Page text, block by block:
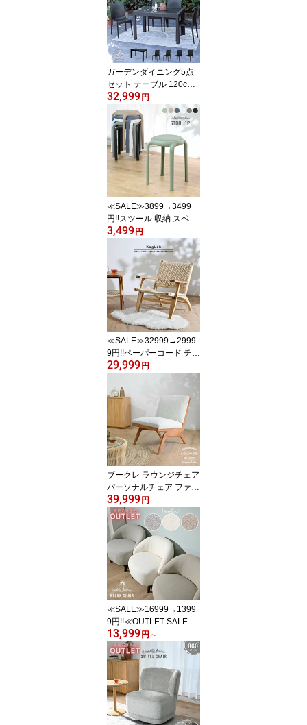
サイド 庭 テラス 黒 グレ
ー ラタン調 ガーデンフ
ァニチャー 西海岸 D160
0PDG D1600PCC
ガーデンダイニング5点
セット テーブル 120cm
幅 チェア 4脚 ラタン調
屋外 アウトドア バーベ
キュー キャンプ ガーデ
ン 庭 テラス ダークグレ
ー リビング ベランダ 椅
子 籐ラタン風 アジアン
おしゃれ T1612C01D4
32,999 円
≪SALE≫3899→3499
円!!スツール 収納 スペー
ス 軽い おしゃれ モダン
おしゃれなスツール バリ
家具 リビング 玄関 ダイ
ニングチェア 椅子 チェ
ア ベーシック 軽い シン
プル インテリア OAチェ
ア テレワーク S1830
3,499 円
≪SALE≫32999→2999
9円!!ペーパーコード チー
ク無垢材 アーム付きロー
リラックス フロアチェア
ラウンジチェア パーソナ
ルチェア イージーチェア
ビーチハウス 座椅子 ベ
ージュ ETC231RX
29,999 円
ブークレ ラウンジチェア
パーソナルチェア ファブ
リック 生地 ホワイト 白
オフ白 天然木 ブラウン
天然素材 もこもこ ふわ
ふわ ファッション イン
テリア シンプル 海外イ
ンテリア モダン おしゃ
れ ブークレチェア EVC2
60WH
39,999 円
≪SALE≫16999→1399
9円!!≪OUTLET SALE≫
テディ リラックスチェア
チェア ソファ もこもこ
チェア パーソナルチェア
ミニマルデザイン 1人掛
け 3色展開 ひとり暮らし
おしゃれ グレージュ オ
フホワイト EWD102
13,999 円 ～